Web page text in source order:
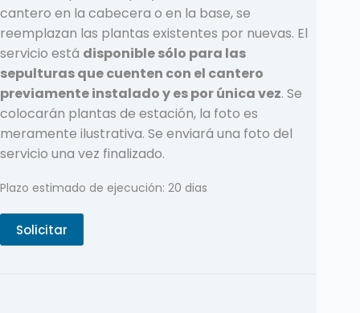
cantero en la cabecera o en la base, se
reemplazan las plantas existentes por nuevas. El
servicio está disponible sólo para las
sepulturas que cuenten con el cantero
previamente instalado y es por única vez. Se
colocarán plantas de estación, la foto es
meramente ilustrativa. Se enviará una foto del
servicio una vez finalizado.
Plazo estimado de ejecución: 20 dias
Solicitar